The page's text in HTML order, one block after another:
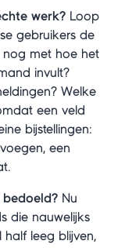
werk? Loop
gebruikers de
nog met hoe het
invult?
Welke
een veld
bijstellingen:
een
bedoeld? Nu
die nauwelijks
half leeg blijven,